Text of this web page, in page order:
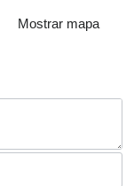
Mostrar mapa